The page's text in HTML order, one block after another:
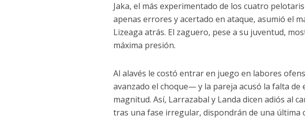
Jaka, el más experimentado de los cuatro
apenas errores y acertado en ataque, asumió el
Lizeaga atrás. El zaguero, pese a su juventud,
máxima presión.
Al alavés le costó entrar en juego en labores
avanzado el choque— y la pareja acusó la falta
magnitud. Así, Larrazabal y Landa dicen adiós al
tras una fase irregular, dispondrán de una